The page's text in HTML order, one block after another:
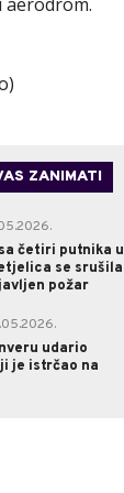
ZANIMATI
četiri putnika u
se srušila
požar
udario
je istrčao na